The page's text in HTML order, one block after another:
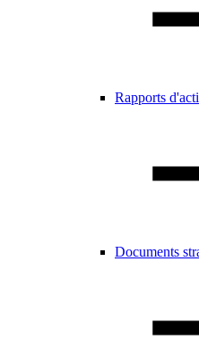
Rapports
Documents